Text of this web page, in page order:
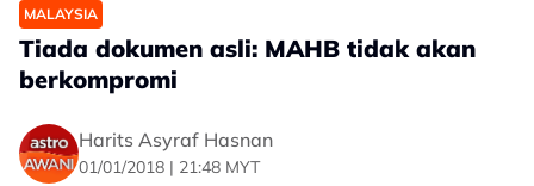
MALAYSIA
Tiada dokumen asli: MAHB tidak akan
berkompromi
Harits Asyraf Hasnan
01/01/2018 | 21:48 MYT